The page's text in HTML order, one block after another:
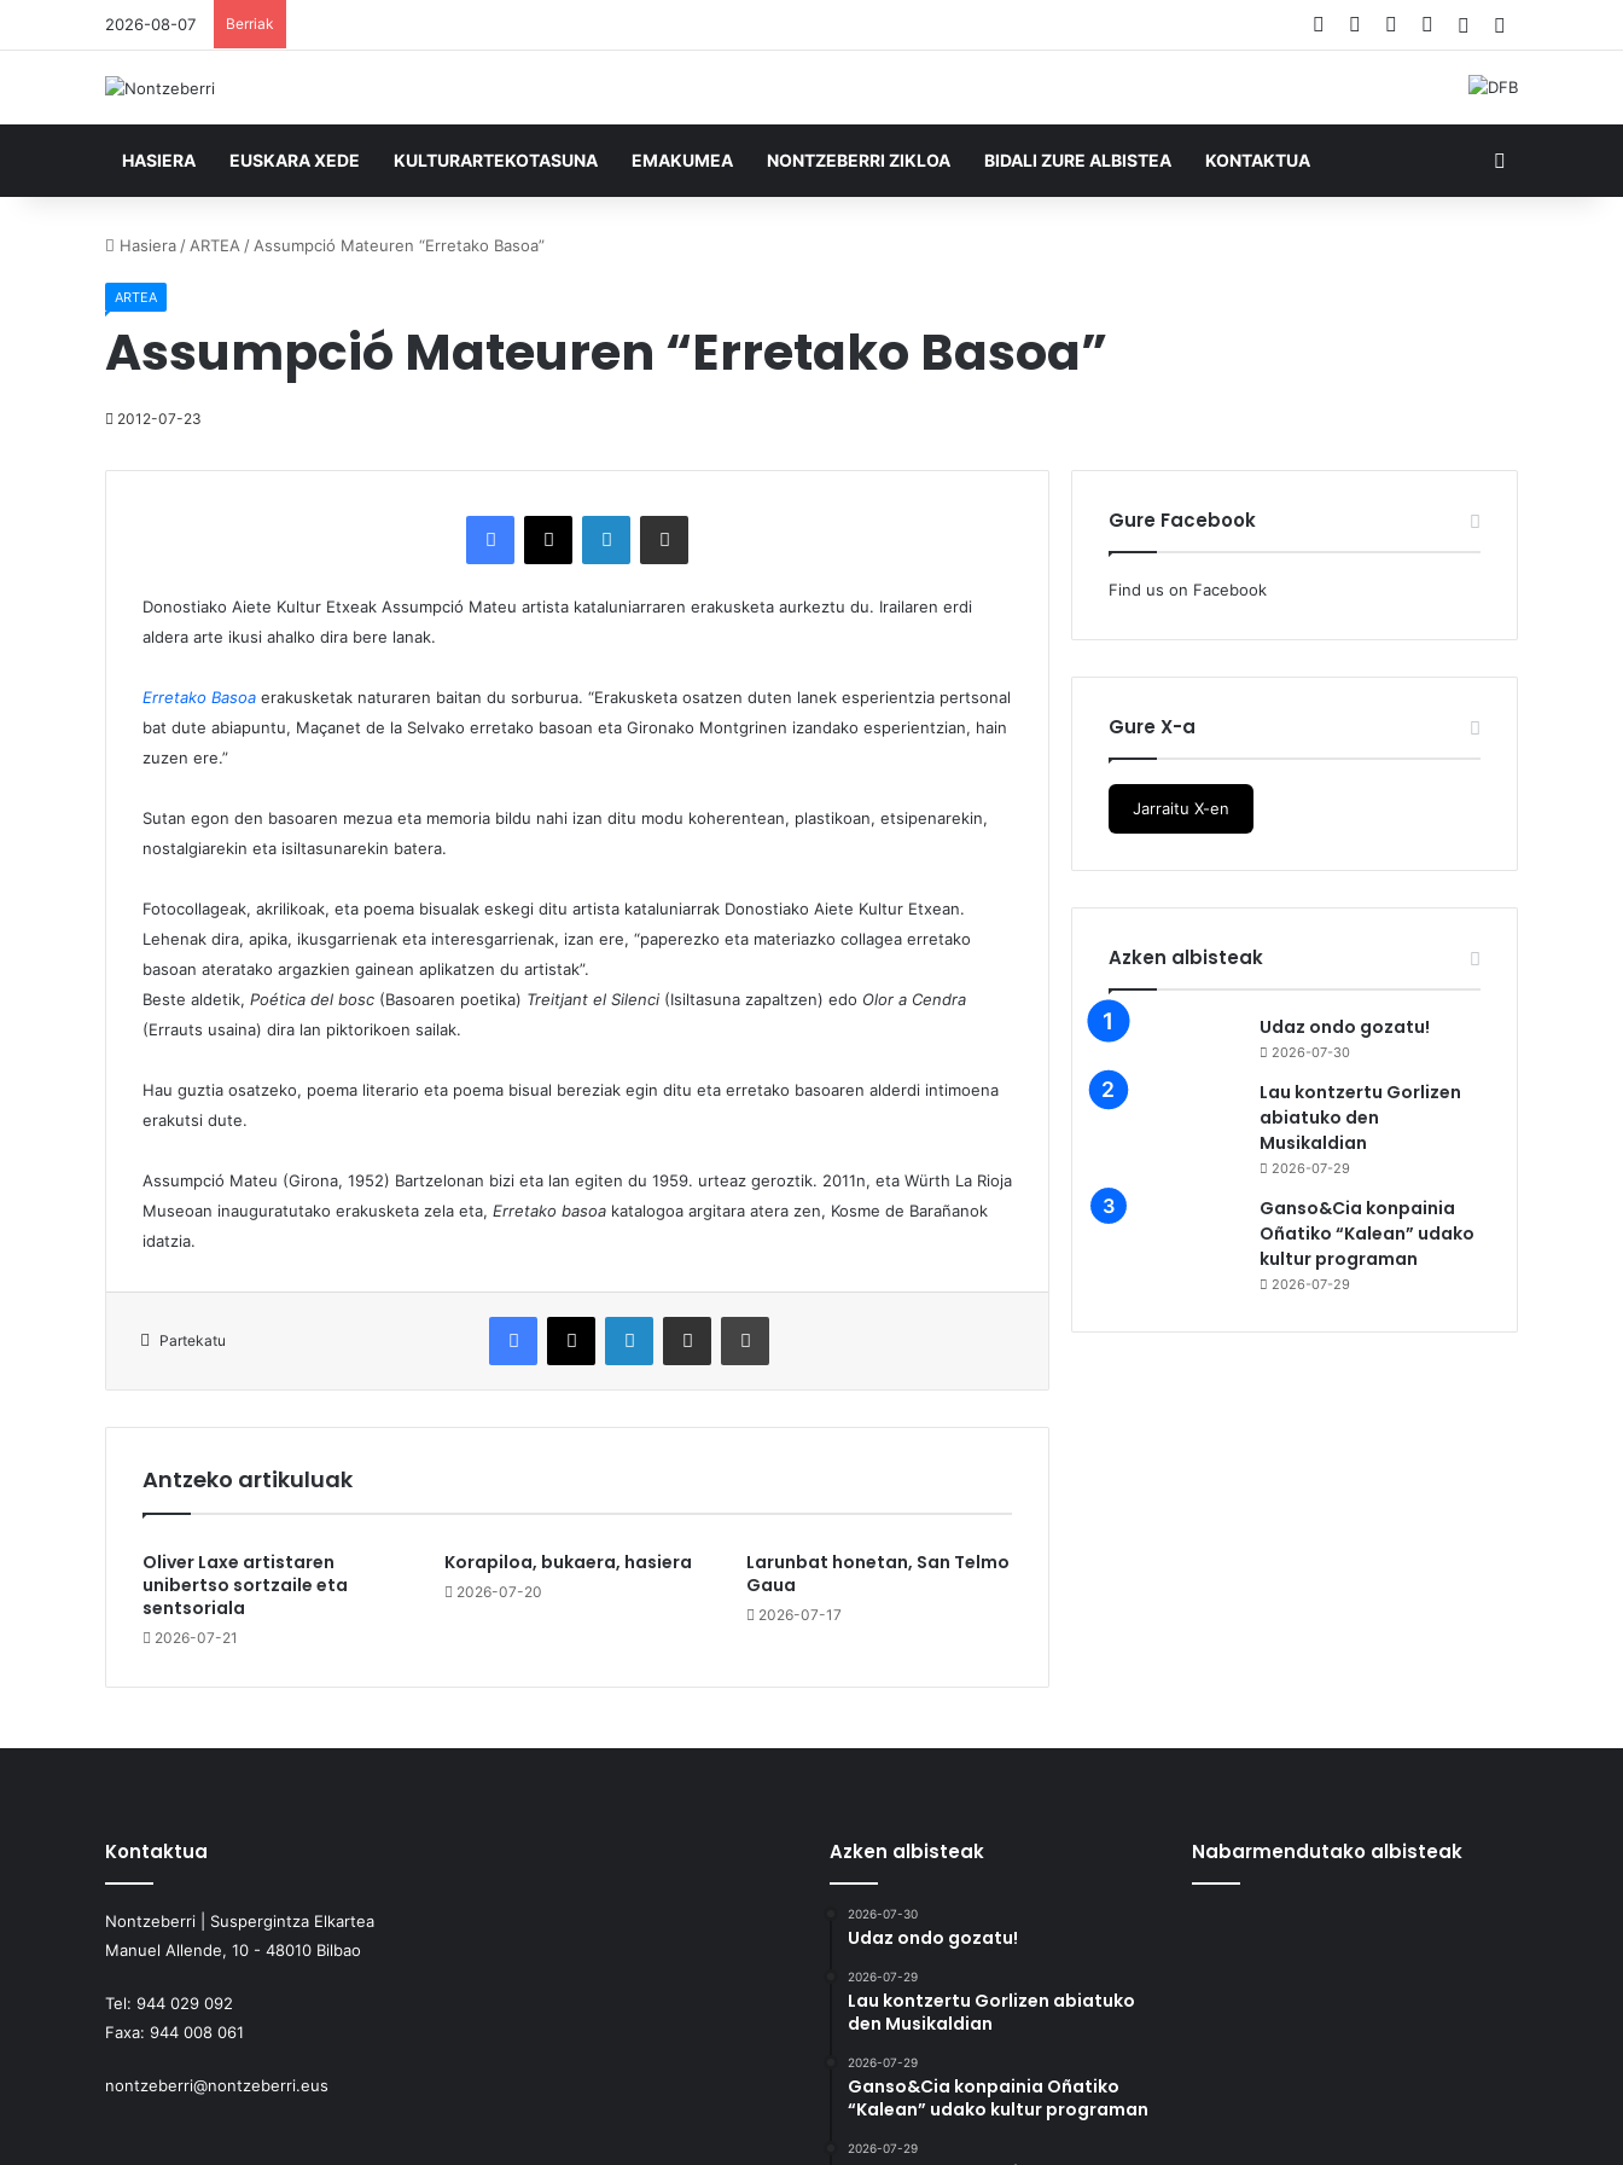
2026-08-07 Berriak Facebook YouTube
RSS Ausazko
HASIERA EUSKARA XEDE KULTURARTEKOTASUNA EMAKUMEA NONTZEBERRI ZIKLOA BIDALI ZURE ALBISTEA KONTAKTUA
Hasiera / ARTEA / Assumpció Mateuren “Erretako Basoa”
ARTEA
Assumpció Mateuren “Erretako Basoa”
2012-07-23
Donostiako Aiete Kultur Etxeak Assumpció Mateu artista kataluniarraren erakusketa aurkeztu du. Irailaren erdi
aldera arte ikusi ahalko dira bere lanak.
Erretako Basoa erakusketak naturaren baitan du sorburua. “Erakusketa osatzen duten lanek esperientzia pertsonal
bat dute abiapuntu, Maçanet de la Selvako erretako basoan eta Gironako Montgrinen izandako esperientzian, hain
zuzen ere.”
Sutan egon den basoaren mezua eta memoria bildu nahi izan ditu modu koherentean, plastikoan, etsipenarekin,
nostalgiarekin eta isiltasunarekin batera.
Fotocollageak, akrilikoak, eta poema bisualak eskegi ditu artista kataluniarrak Donostiako Aiete Kultur Etxean.
Lehenak dira, apika, ikusgarrienak eta interesgarrienak, izan ere, “paperezko eta materiazko collagea erretako
basoan ateratako argazkien gainean aplikatzen du artistak”.
Beste aldetik, Poética del bosc (Basoaren poetika) Treitjant el Silenci (Isiltasuna zapaltzen) edo Olor a Cendra
(Errauts usaina) dira lan piktorikoen sailak.
Hau guztia osatzeko, poema literario eta poema bisual bereziak egin ditu eta erretako basoaren alderdi intimoena
erakutsi dute.
Assumpció Mateu (Girona, 1952) Bartzelonan bizi eta lan egiten du 1959. urteaz geroztik. 2011n, eta Würth La Rioja
Museoan inauguratutako erakusketa zela eta, Erretako basoa katalogoa argitara atera zen, Kosme de Barañanok
idatzia.
Partekatu
Antzeko artikuluak
Oliver Laxe artistaren
unibertso sortzaile eta
sentsoriala
2026-07-21
Korapiloa, bukaera, hasiera
2026-07-20
Larunbat honetan, San Telmo
Gaua
2026-07-17
Gure Facebook
Find us on Facebook
Gure X-a
Jarraitu X-en
Azken albisteak
Udaz ondo gozatu!
2026-07-30
Lau kontzertu Gorlizen
abiatuko den
Musikaldian
2026-07-29
Ganso&Cia konpainia
Oñatiko “Kalean” udako
kultur programan
2026-07-29
Kontaktua
Nontzeberri | Suspergintza Elkartea
Manuel Allende, 10 - 48010 Bilbao
Tel: 944 029 092
Faxa: 944 008 061
nontzeberri@nontzeberri.eus
Azken albisteak
2026-07-30
Udaz ondo gozatu!
2026-07-29
Lau kontzertu Gorlizen abiatuko
den Musikaldian
2026-07-29
Ganso&Cia konpainia Oñatiko
“Kalean” udako kultur programan
2026-07-29
Nabarmendutako albisteak